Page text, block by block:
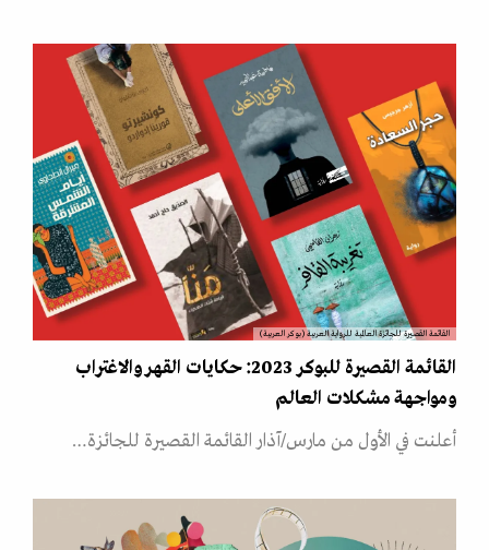
القائمة القصيرة للجائزة العالمية للرواية العربية (بوكر العربية)
القائمة القصيرة للبوكر 2023: حكايات القهر والاغتراب
ومواجهة مشكلات العالم
أعلنت في الأول من مارس/آذار القائمة القصيرة للجائزة…